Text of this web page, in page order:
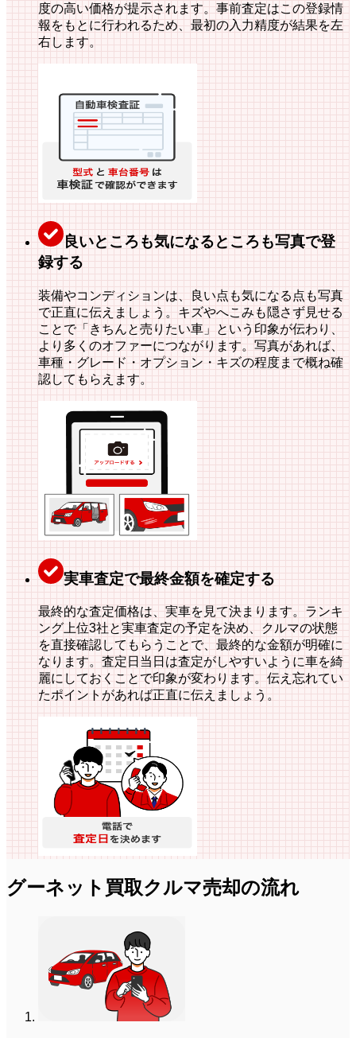
度の高い価格が提示されます。事前査定はこの登録情
報をもとに行われるため、最初の入力精度が結果を左
右します。
良いところも気になるところも写真で登
録する
装備やコンディションは、良い点も気になる点も写真
で正直に伝えましょう。 キズやへこみも隠さず見せる
ことで「きちんと売りたい車」という印象が伝わり、
より多くのオファーにつながります。 写真があれば、
車種・グレード・オプション・キズの程度まで概ね確
認してもらえます。
実車査定で最終金額を確定する
最終的な査定価格は、実車を見て決まります。 ランキ
ング上位3社と実車査定の予定を決め、クルマの状態
を直接確認してもらうことで、最終的な金額が明確に
なります。 査定日当日は査定がしやすいように車を綺
麗にしておくことで印象が変わります。伝え忘れてい
たポイントがあれば正直に伝えましょう。
グーネット買取クルマ売却の流れ